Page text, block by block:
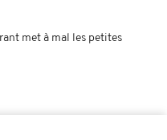
met à mal les petites